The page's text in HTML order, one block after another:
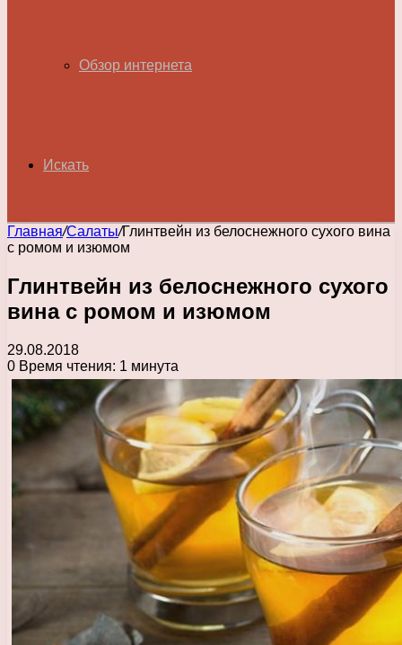
Обзор интернета
Искать
Главная/Салаты/Глинтвейн из белоснежного сухого вина
с ромом и изюмом
Глинтвейн из белоснежного сухого
вина с ромом и изюмом
29.08.2018
0 Время чтения: 1 минута